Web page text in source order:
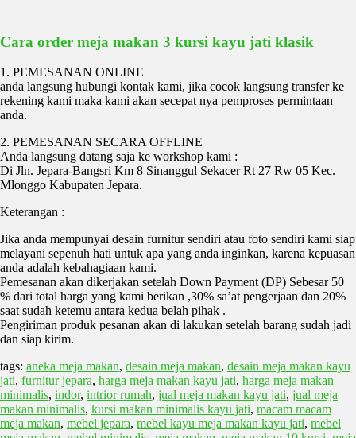
Cara order meja makan 3 kursi kayu jati klasik
1. PEMESANAN ONLINE
anda langsung hubungi kontak kami, jika cocok langsung transfer ke
rekening kami maka kami akan secepat nya pemproses permintaan
anda.
2. PEMESANAN SECARA OFFLINE
Anda langsung datang saja ke workshop kami :
Di Jln. Jepara-Bangsri Km 8 Sinanggul Sekacer Rt 27 Rw 05 Kec.
Mlonggo Kabupaten Jepara.
Keterangan :
Jika anda mempunyai desain furnitur sendiri atau foto sendiri kami siap
melayani sepenuh hati untuk apa yang anda inginkan, karena kepuasan
anda adalah kebahagiaan kami.
Pemesanan akan dikerjakan setelah Down Payment (DP) Sebesar 50
% dari total harga yang kami berikan ,30% sa’at pengerjaan dan 20%
saat sudah ketemu antara kedua belah pihak .
Pengiriman produk pesanan akan di lakukan setelah barang sudah jadi
dan siap kirim.
tags: aneka meja makan, desain meja makan, desain meja makan kayu
jati, furnitur jepara, harga meja makan kayu jati, harga meja makan
minimalis, indor, intrior rumah, jual meja makan kayu jati, jual meja
makan minimalis, kursi makan minimalis kayu jati, macam macam
meja makan, mebel jepara, mebel kayu meja makan kayu jati, mebel